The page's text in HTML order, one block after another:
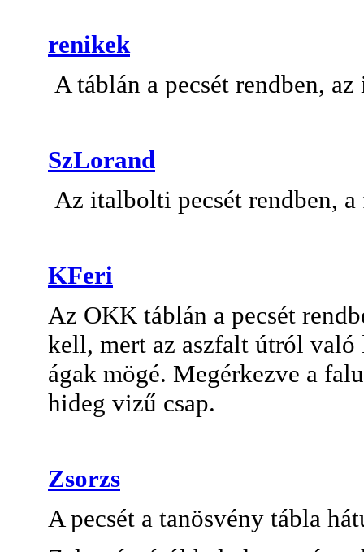
renikek
A táblán a pecsét rendben,
SzLorand
Az italbolti pecsét rendben,
KFeri
Az OKK táblán a pecsét
kell, mert az aszfalt útról
ágak mögé. Megérkezve a
hideg vizű csap.
Zsorzs
A pecsét a tanösvény tábla